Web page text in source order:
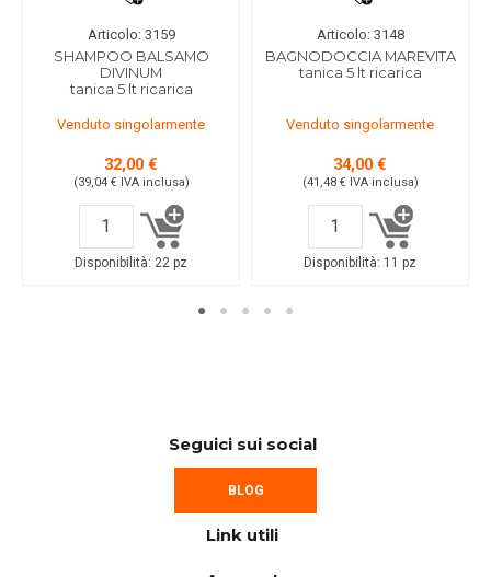
Articolo: 3159
SHAMPOO BALSAMO
DIVINUM
tanica 5 lt ricarica
Venduto singolarmente
32,00 €
(39,04 € IVA inclusa)
Disponibilità: 22 pz
Articolo: 3148
BAGNODOCCIA MAREVITA
tanica 5 lt ricarica
Venduto singolarmente
34,00 €
(41,48 € IVA inclusa)
Disponibilità: 11 pz
Seguici sui social
BLOG
Link utili